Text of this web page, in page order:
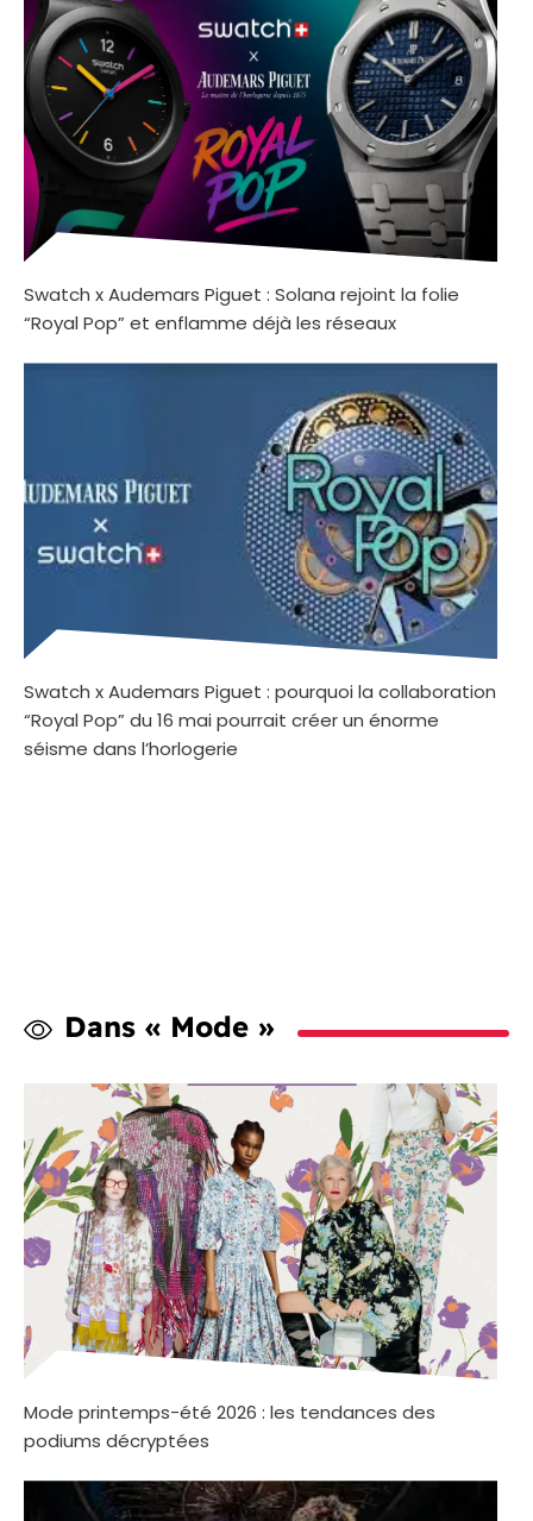
Swatch x Audemars Piguet : Solana rejoint la folie
“Royal Pop” et enflamme déjà les réseaux
Swatch x Audemars Piguet : pourquoi la collaboration
“Royal Pop” du 16 mai pourrait créer un énorme
séisme dans l’horlogerie
Dans « Mode »
Mode printemps-été 2026 : les tendances des
podiums décryptées